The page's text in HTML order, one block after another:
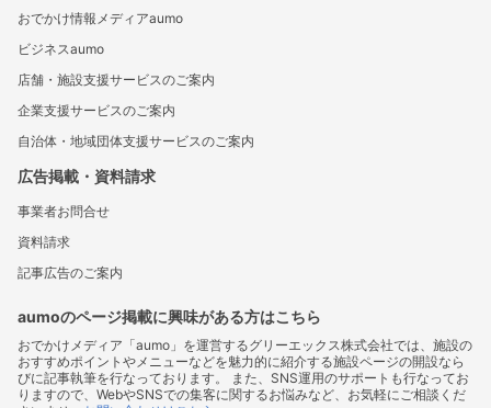
おでかけ情報メディアaumo
ビジネスaumo
店舗・施設支援サービスのご案内
企業支援サービスのご案内
自治体・地域団体支援サービスのご案内
広告掲載・資料請求
事業者お問合せ
資料請求
記事広告のご案内
aumoのページ掲載に興味がある方はこちら
おでかけメディア「aumo」を運営するグリーエックス株式会社では、施設の
おすすめポイントやメニューなどを魅力的に紹介する施設ページの開設なら
びに記事執筆を行なっております。 また、SNS運用のサポートも行なってお
りますので、WebやSNSでの集客に関するお悩みなど、お気軽にご相談くだ